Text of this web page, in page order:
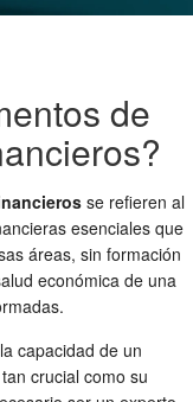
de
se refieren al
esenciales que
áreas, sin formación
económica de una
capacidad de un
crucial como su